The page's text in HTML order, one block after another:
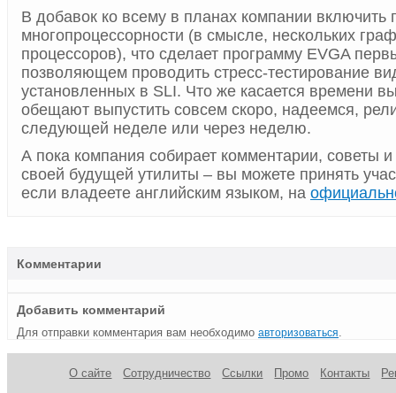
В добавок ко всему в планах компании включить
многопроцессорности (в смысле, нескольких
процессоров), что сделает программу EVGA
позволяющем проводить стресс-тестирование
установленных в SLI. Что же касается времени
обещают выпустить совсем скоро, надеемся,
следующей неделе или через неделю.
А пока компания собирает комментарии, советы
своей будущей утилиты – вы можете принять
если владеете английским языком, на
Комментарии
Добавить комментарий
Для отправки комментария вам необходимо авторизоваться
О сайте Сотрудничество Ссылки Промо Контакты